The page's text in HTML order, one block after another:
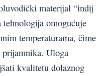
materijal “indij
omogućuje
temperaturama, čime
prijamnika. Uloga
kvalitetu dolaznog